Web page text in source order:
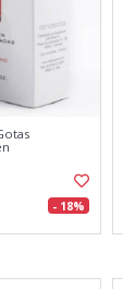
- 18%